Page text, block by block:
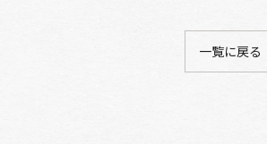
一覧に戻る